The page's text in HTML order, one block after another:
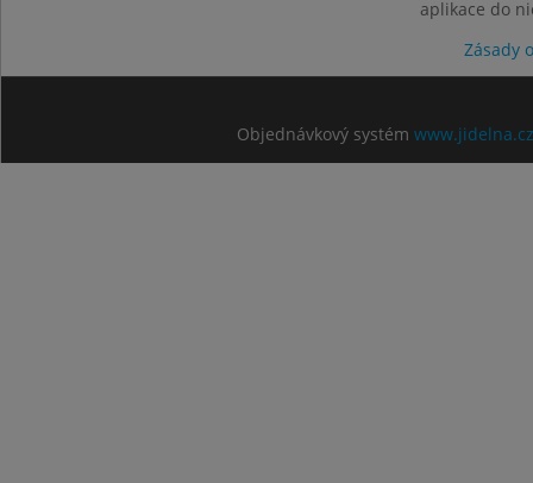
aplikace do
Zásady
Objednávkový systém www.jidelna.cz